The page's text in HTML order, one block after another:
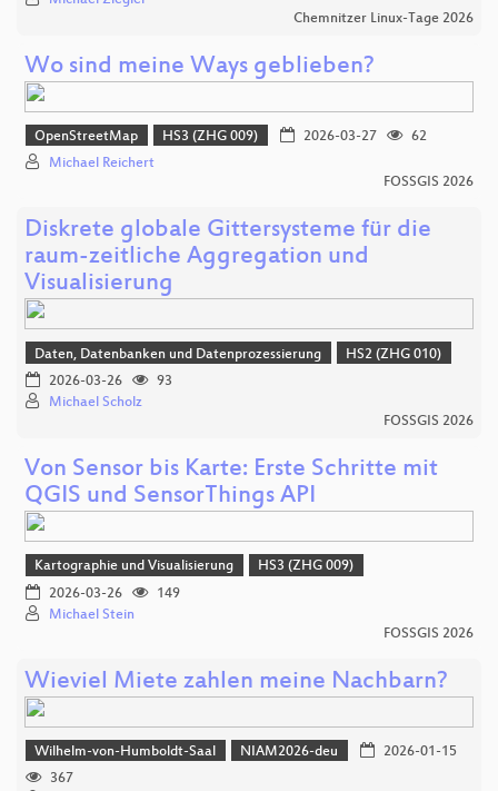
Chemnitzer Linux-Tage 2026
Wo sind meine Ways geblieben?
OpenStreetMap HS3 (ZHG 009) 2026-03-27
62
Michael Reichert
FOSSGIS 2026
Diskrete globale Gittersysteme für die
raum-zeitliche Aggregation und
Visualisierung
Daten, Datenbanken und Datenprozessierung
HS2 (ZHG 010)
2026-03-26
93
Michael Scholz
FOSSGIS 2026
Von Sensor bis Karte: Erste Schritte mit
QGIS und SensorThings API
Kartographie und Visualisierung
HS3 (ZHG 009)
2026-03-26
149
Michael Stein
FOSSGIS 2026
Wieviel Miete zahlen meine Nachbarn?
Wilhelm-von-Humboldt-Saal NIAM2026-deu
2026-01-15
367